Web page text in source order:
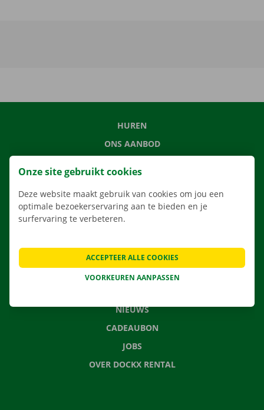
HUREN
ONS AANBOD
APP
VERHUISOPLOSSINGEN
CONTACTEER ONS
NIEUWS
CADEAUBON
JOBS
OVER DOCKX RENTAL
Onze site gebruikt cookies
Deze website maakt gebruik van cookies om jou een
optimale bezoekerservaring aan te bieden en je
surfervaring te verbeteren.
VOORKEUREN AANPASSEN
ACCEPTEER ALLE COOKIES